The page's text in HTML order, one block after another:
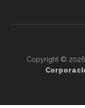
Copyright ©